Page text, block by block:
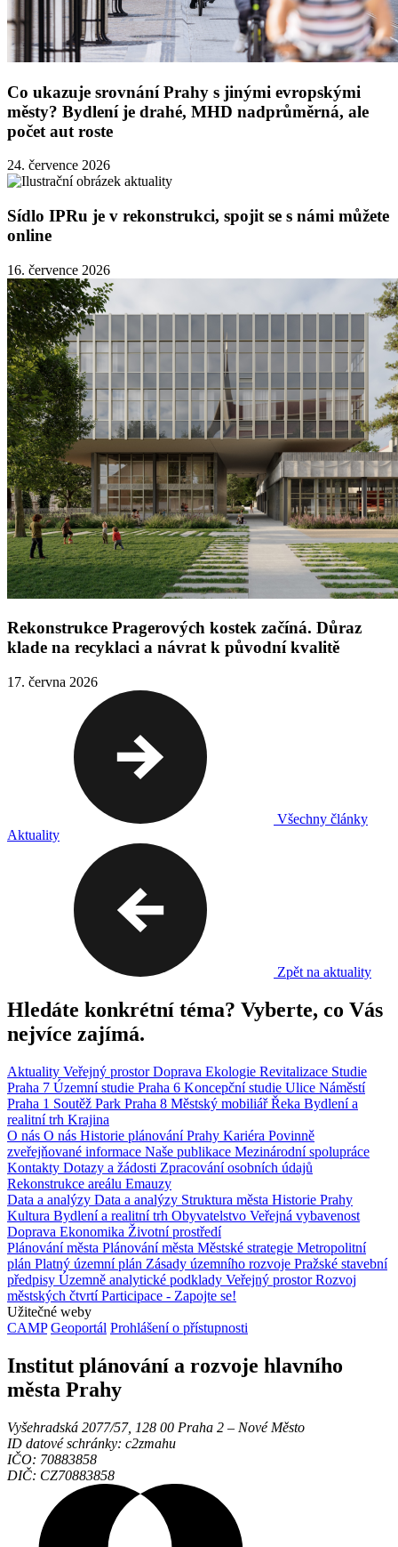
Co ukazuje srovnání Prahy s jinými evropskými
městy? Bydlení je drahé, MHD nadprůměrná, ale
počet aut roste
24. července 2026
Sídlo IPRu je v rekonstrukci, spojit se s námi můžete
online
16. července 2026
Rekonstrukce Pragerových kostek začíná. Důraz
klade na recyklaci a návrat k původní kvalitě
17. června 2026
Všechny články
Aktuality
Zpět na aktuality
Hledáte konkrétní téma? Vyberte, co Vás
nejvíce zajímá.
Aktuality Veřejný prostorDoprava Ekologie Revitalizace Studie
Praha 7 Územní studie Praha 6 Koncepční studie Ulice Náměstí
Praha 1 Soutěž Park Praha 8 Městský mobiliářŘeka Bydlení a
realitní trh Krajina
O nás O nás Historie plánování Prahy Kariéra Povinně
zveřejňované informace Naše publikace Mezinárodní spolupráce
Kontakty Dotazy a žádosti Zpracování osobních údajů
Rekonstrukce areálu Emauzy
Data a analýzy Data a analýzy Struktura města Historie Prahy
Kultura Bydlení a realitní trh Obyvatelstvo Veřejná vybavenost
Doprava Ekonomika Životní prostředí
Plánování města Plánování města Městské strategie Metropolitní
plán Platný územní plán Zásady územního rozvoje Pražské stavební
předpisy Územně analytické podklady Veřejný prostorRozvoj
městských čtvrtíParticipace - Zapojte se!
Užitečné weby
CAMP Geoportál Prohlášení o přístupnosti
Institut plánování a rozvoje hlavního
města Prahy
Vyšehradská 2077/57, 128 00 Praha 2 ‒ Nové Město
ID datové schránky: c2zmahu
IČO: 70883858
DIČ: CZ70883858